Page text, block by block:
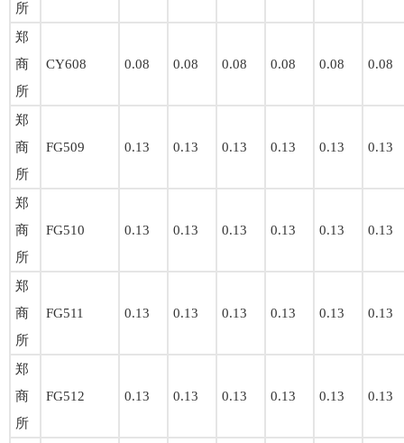
所
郑
商
所
CY608 0.08 0.08 0.08 0.08 0.08 0.08
郑
商
所
FG509 0.13 0.13 0.13 0.13 0.13 0.13
郑
商
所
FG510 0.13 0.13 0.13 0.13 0.13 0.13
郑
商
所
FG511 0.13 0.13 0.13 0.13 0.13 0.13
郑
商
所
FG512 0.13 0.13 0.13 0.13 0.13 0.13